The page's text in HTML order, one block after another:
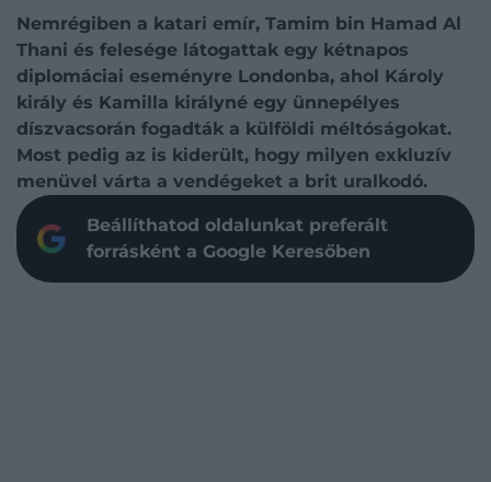
Nemrégiben a katari emír, Tamim bin Hamad Al
Thani és felesége látogattak egy kétnapos
diplomáciai eseményre Londonba, ahol Károly
király és Kamilla királyné egy ünnepélyes
díszvacsorán fogadták a külföldi méltóságokat.
Most pedig az is kiderült, hogy milyen exkluzív
menüvel várta a vendégeket a brit uralkodó.
Beállíthatod oldalunkat preferált
forrásként a Google Keresőben